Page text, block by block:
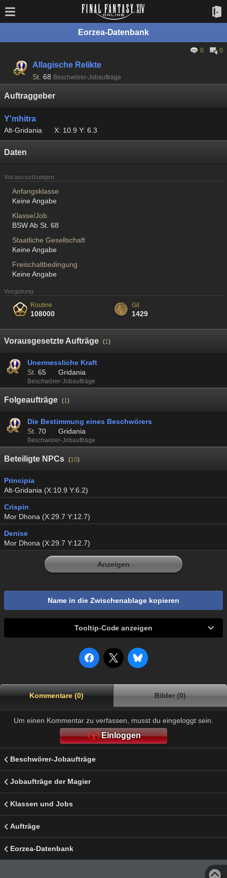
Eorzea-Datenbank
0 0
Allagische Relikte
St. 68 Beschwörer-Jobaufträge
Auftraggeber
Y'mhitra
Alt-Gridania X: 10.9 Y: 6.3
Daten
Voraussetzungen
Anfangsklasse
Keine Angabe
Klasse/Job
BSW Ab St. 68
Staatliche Gesellschaft
Keine Angabe
Freischaltbedingung
Keine Angabe
Vergütung
Routine
108000
Gil
1429
Vorausgesetzte Aufträge (1)
Unermessliche Kraft
St. 65 Gridania
Beschwörer-Jobaufträge
Folgeaufträge (1)
Die Bestimmung eines Beschwörers
St. 70 Gridania
Beschwörer-Jobaufträge
Beteiligte NPCs (10)
Principia
Alt-Gridania (X:10.9 Y:6.2)
Crispin
Mor Dhona (X:29.7 Y:12.7)
Denise
Mor Dhona (X:29.7 Y:12.7)
Anzeigen
Name in die Zwischenablage kopieren
Tooltip-Code anzeigen
Kommentare (0) Bilder (0)
Um einen Kommentar zu verfassen, musst du eingeloggt sein.
Einloggen
Beschwörer-Jobaufträge
Jobaufträge der Magier
Klassen und Jobs
Aufträge
Eorzea-Datenbank